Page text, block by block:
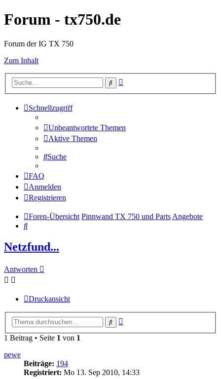
Forum - tx750.de
Forum der IG TX 750
Zum Inhalt
Suche
Schnellzugriff
Unbeantwortete Themen
Aktive Themen
Suche
FAQ
Anmelden
Registrieren
Foren-Übersicht Pinnwand TX 750 und PartsAngebote
Suche
Netzfund...
Antworten
Druckansicht
Suche
1 Beitrag • Seite 1 von 1
pewe
Beiträge: 194
Registriert: Mo 13. Sep 2010, 14:33